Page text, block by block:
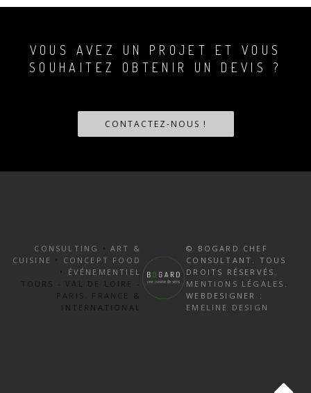
VOUS AVEZ UN PROJET ET VOUS
SOUHAITEZ OBTENIR UN DEVIS ?
CONTACTEZ-NOUS !
CONSULTING • ART &
CUISINE • CONCEPT FOOD
• ÉVÉNEMENTIEL
TOURS - VAL DE LOIRE -
PARIS. FRANCE &
INTERNATIONAL
© BOGARD CHEF
CONSULTANT. TOUS
DROITS RÉSERVÉS.
MENTIONS LÉGALES .
WEBDESIGNER :
EMELINE DESIGN